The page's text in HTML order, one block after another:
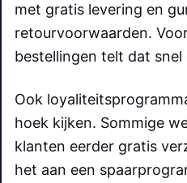
met gratis levering en
retourvoorwaarden.
bestellingen telt dat snel
Ook
hoek kijken. Sommige
klanten eerder gratis
het aan een